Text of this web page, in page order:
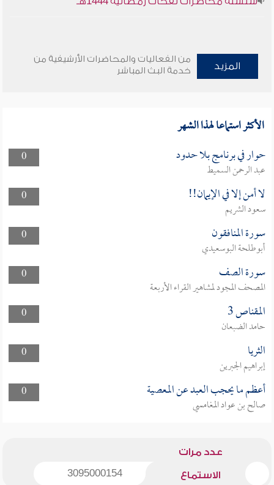
المزيد
من الفعاليات والمحاضرات الأرشيفية من
خدمة البث المباشر
الأكثر استماعا لهذا الشهر
0 حوار في برنامج بلا حدود
عبد الرحمن السميط
0
لا أمن إلا في الإيمان!!
سعود الشريم
0
سورة المنافقون
أبوطلحة البوسعيدي
0
سورة الصف
المصحف المجود لمشاهير القراء الأربعة
0
المقناص 3
حامد الضبعان
0
الثريا
إبراهيم الجبرين
0
أعظم ما يحجب العبد عن المعصية
صالح بن عواد المغامسي
عدد مرات
الاستماع 3095000154